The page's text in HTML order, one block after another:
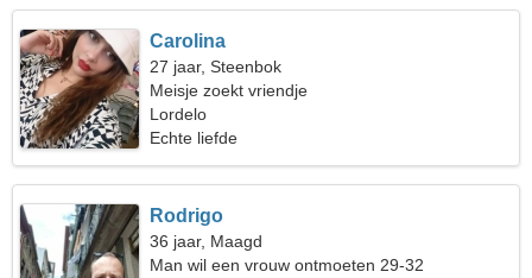
Carolina
27 jaar, Steenbok
Meisje zoekt vriendje
Lordelo
Echte liefde
Rodrigo
36 jaar, Maagd
Man wil een vrouw ontmoeten 29-32